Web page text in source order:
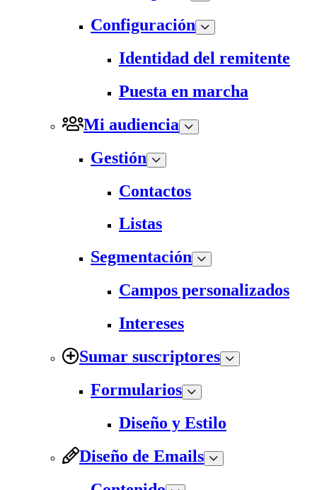
Configuración
Identidad del remitente
Puesta en marcha
Mi audiencia
Gestión
Contactos
Listas
Segmentación
Campos personalizados
Intereses
Sumar suscriptores
Formularios
Diseño y Estilo
Diseño de Emails